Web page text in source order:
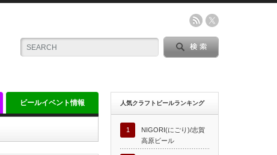
ビールイベント情報 人気クラフトビールランキング
1
NIGORI(にごり)/志賀
高原ビール